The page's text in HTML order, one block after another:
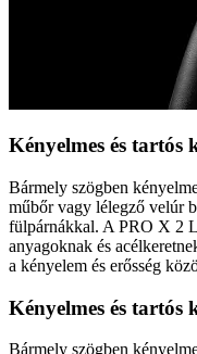
Kényelmes és tartós
Bármely szögben
műbőr vagy lélegző velúr
fülpárnákkal. A PRO X 2
anyagoknak és
a kényelem és erősség
Kényelmes és tartós
Bármely szögben